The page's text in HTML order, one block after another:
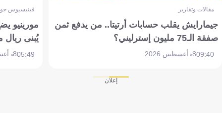
مقالات وتقارير
جيمارايش يقلب حسابات أرتيتا.. من يدفع ثمن
صفقة الـ75 مليون إسترليني؟
09:408 أغسطس 2026
فينيسيوس
مورينيو
يُبنى ريال
05:498 أغسطس 2026
إعلان